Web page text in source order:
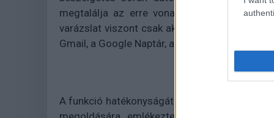
megtalálja az erre vonatkozó információt -
varázslat viszont csak akkor működik, ha a
Gmail, a Google Naptár, a Keep, a
A funkció hatékonyságát a Pixel Screenshots